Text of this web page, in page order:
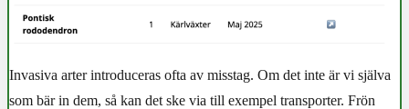
Invasiva arter introduceras ofta av misstag. Om det inte är vi själva
som bär in dem, så kan det ske via till exempel transporter. Frön